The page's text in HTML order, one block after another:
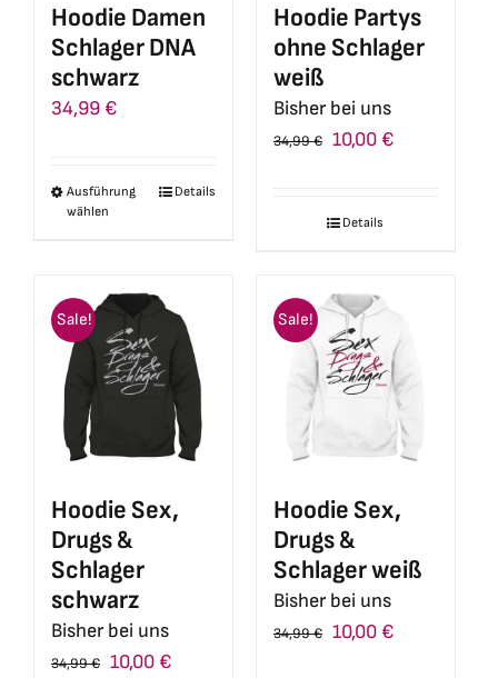
der
Produktseite
gewählt
der
Produktseite
werden
Hoodie Damen
Schlager DNA
schwarz
34,99 €
Ausführung
wählen
Dieses
mehrere
Varianten
auf.
Die
Optionen
können
der
Produktseite
gewählt
werden
Details
Hoodie Partys
ohne Schlager
weiß
Bisher bei uns
34,99€ Ursprünglicher
34,99 €
10,00 €Aktueller
Details
Sale!
Hoodie Sex,
Drugs &
Schlager
schwarz
Bisher bei uns
34,99€ Ursprünglicher
10,00 €Aktueller
Sale!
Hoodie Sex,
Drugs &
Schlager weiß
Bisher bei uns
34,99€ Ursprünglicher
10,00 €Aktueller